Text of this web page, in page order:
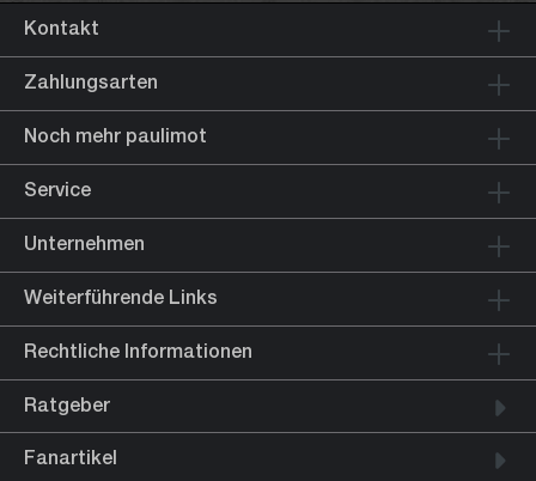
Kontakt
Zahlungsarten
Noch mehr paulimot
Service
Unternehmen
Weiterführende Links
Rechtliche Informationen
Ratgeber
Fanartikel